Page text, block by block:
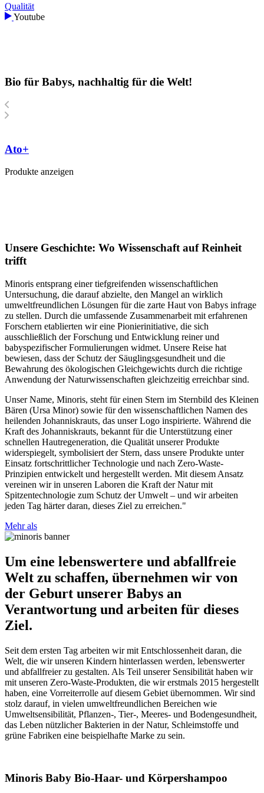
Qualität
Youtube
Bio für Babys, nachhaltig für die Welt!
Ato+
Produkte anzeigen
Unsere Geschichte: Wo Wissenschaft auf Reinheit
trifft
Minoris entsprang einer tiefgreifenden wissenschaftlichen
Untersuchung, die darauf abzielte, den Mangel an wirklich
umweltfreundlichen Lösungen für die zarte Haut von Babys infrage
zu stellen. Durch die umfassende Zusammenarbeit mit erfahrenen
Forschern etablierten wir eine Pionierinitiative, die sich
ausschließlich der Forschung und Entwicklung reiner und
babyspezifischer Formulierungen widmet. Unsere Reise hat
bewiesen, dass der Schutz der Säuglingsgesundheit und die
Bewahrung des ökologischen Gleichgewichts durch die richtige
Anwendung der Naturwissenschaften gleichzeitig erreichbar sind.
Unser Name, Minoris, steht für einen Stern im Sternbild des Kleinen
Bären (Ursa Minor) sowie für den wissenschaftlichen Namen des
heilenden Johanniskrauts, das unser Logo inspirierte. Während die
Kraft des Johanniskrauts, bekannt für die Unterstützung einer
schnellen Hautregeneration, die Qualität unserer Produkte
widerspiegelt, symbolisiert der Stern, dass unsere Produkte unter
Einsatz fortschrittlicher Technologie und nach Zero-Waste-
Prinzipien entwickelt und hergestellt werden. Mit diesem Ansatz
vereinen wir in unseren Laboren die Kraft der Natur mit
Spitzentechnologie zum Schutz der Umwelt – und wir arbeiten
jeden Tag härter daran, dieses Ziel zu erreichen."
Mehr als
Um eine lebenswertere und abfallfreie
Welt zu schaffen, übernehmen wir von
der Geburt unserer Babys an
Verantwortung und arbeiten für dieses
Ziel.
Seit dem ersten Tag arbeiten wir mit Entschlossenheit daran, die
Welt, die wir unseren Kindern hinterlassen werden, lebenswerter
und abfallfreier zu gestalten. Als Teil unserer Sensibilität haben wir
mit unseren Zero-Waste-Produkten, die wir erstmals 2015 hergestellt
haben, eine Vorreiterrolle auf diesem Gebiet übernommen. Wir sind
stolz darauf, in vielen umweltfreundlichen Bereichen wie
Umweltsensibilität, Pflanzen-, Tier-, Meeres- und Bodengesundheit,
das Leben nützlicher Bakterien in der Natur, Schleimstoffe und
grüne Fabriken eine beispielhafte Marke zu sein.
Minoris Baby Bio-Haar- und Körpershampoo